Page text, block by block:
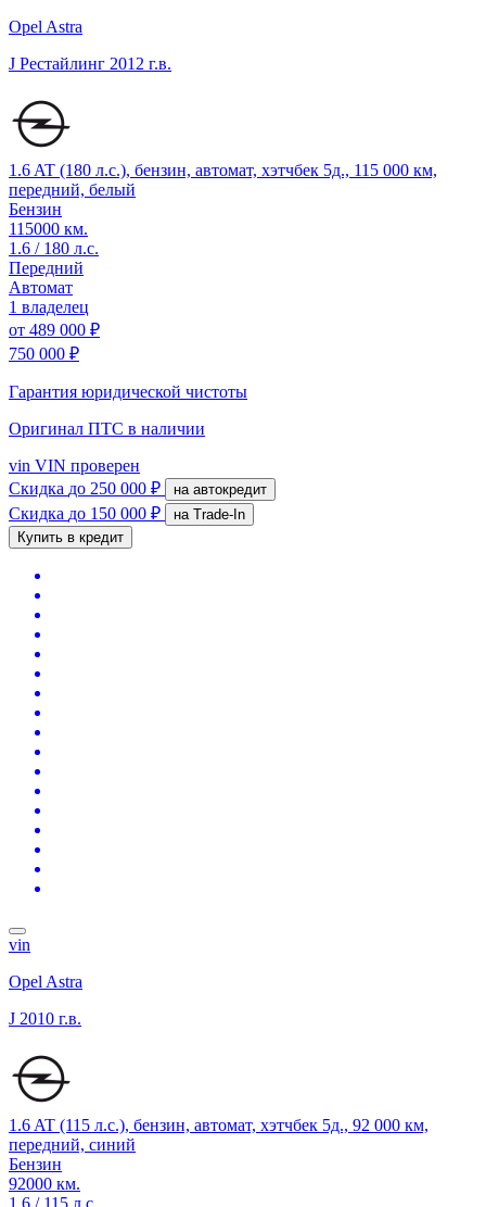
Opel Astra
J Рестайлинг 2012 г.в.
1.6 AT (180 л.с.), бензин, автомат, хэтчбек 5д., 115 000 км,
передний, белый
Бензин
115000 км.
1.6 / 180 л.с.
Передний
Автомат
1 владелец
от 489 000 ₽
750 000 ₽
Гарантия юридической чистоты
Оригинал ПТС в наличии
vin VIN проверен
Скидка до 250 000 ₽ на автокредит
Скидка до 150 000 ₽
на Trade-In
Купить в кредит
vin
Opel Astra
J 2010 г.в.
1.6 AT (115 л.с.), бензин, автомат, хэтчбек 5д., 92 000 км,
передний, синий
Бензин
92000 км.
1.6 / 115 л.с.